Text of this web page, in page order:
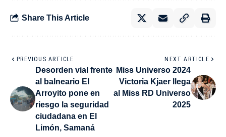
Share This Article
PREVIOUS ARTICLE
Desorden vial frente
al balneario El
Arroyito pone en
riesgo la seguridad
ciudadana en El
Limón, Samaná
NEXT ARTICLE
Miss Universo 2024
Victoria Kjaer llega
al Miss RD Universo
2025